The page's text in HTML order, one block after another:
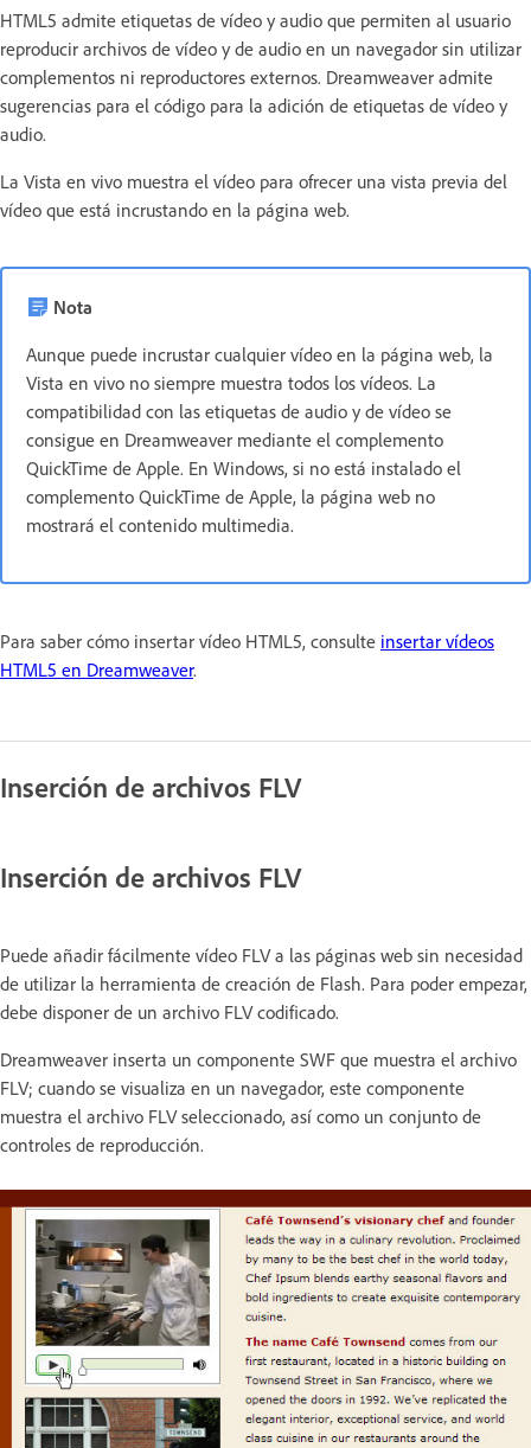
HTML5 admite etiquetas de vídeo y audio que permiten al usuario
reproducir archivos de vídeo y de audio en un navegador sin utilizar
complementos ni reproductores externos. Dreamweaver admite
sugerencias para el código para la adición de etiquetas de vídeo y
audio.
La Vista en vivo muestra el vídeo para ofrecer una vista previa del
vídeo que está incrustando en la página web.
Nota
Aunque puede incrustar cualquier vídeo en la página web, la
Vista en vivo no siempre muestra todos los vídeos. La
compatibilidad con las etiquetas de audio y de vídeo se
consigue en Dreamweaver mediante el complemento
QuickTime de Apple. En Windows, si no está instalado el
complemento QuickTime de Apple, la página web no
mostrará el contenido multimedia.
Para saber cómo insertar vídeo HTML5, consulte insertar vídeos
HTML5 en Dreamweaver.
Inserción de archivos FLV
Inserción de archivos FLV
Puede añadir fácilmente vídeo FLV a las páginas web sin necesidad
de utilizar la herramienta de creación de Flash. Para poder empezar,
debe disponer de un archivo FLV codificado.
Dreamweaver inserta un componente SWF que muestra el archivo
FLV; cuando se visualiza en un navegador, este componente
muestra el archivo FLV seleccionado, así como un conjunto de
controles de reproducción.